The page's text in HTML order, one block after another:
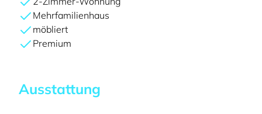
Mehrfamilienhaus
möbliert
Premium
Ausstattung